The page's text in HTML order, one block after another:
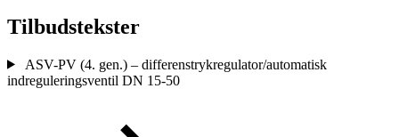
Tilbudstekster
ASV-PV (4. gen.) – differenstrykregulator/automatisk
indreguleringsventil DN 15-50